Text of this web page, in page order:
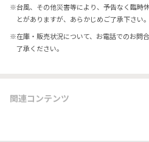
※台風、その他災害等により、予告なく臨時
とがありますが、あらかじめご了承下さい。
※在庫・販売状況について、お電話でのお問
了承ください。
関連コンテンツ